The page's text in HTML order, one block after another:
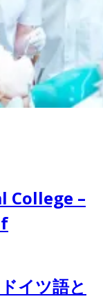
College –
イツ語と